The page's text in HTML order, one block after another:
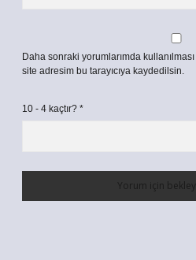
Daha sonraki yorumlarımda
site adresim bu tarayıcıya kaydedilsin.
10 - 4 kaçtır? *